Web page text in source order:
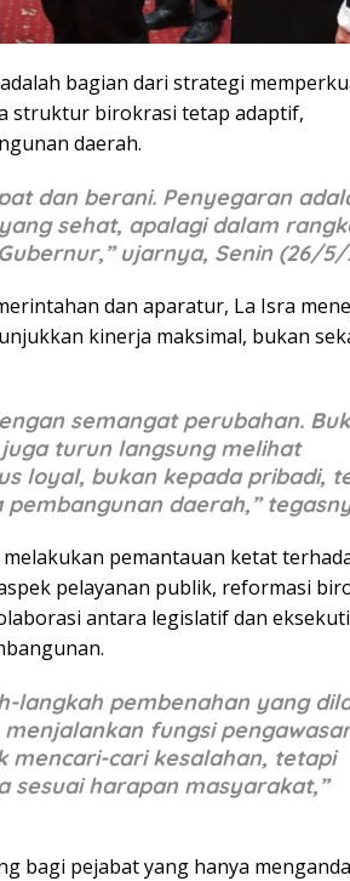
bagian dari strategi
struktur birokrasi tetap adaptif,
daerah.
dan berani. Penyegaran
sehat, apalagi dalam
ujarnya, Senin (26/5/
dan aparatur, La Isra
kinerja maksimal, bukan
semangat perubahan.
turun langsung melihat
loyal, bukan kepada pribadi,
daerah,”
pemantauan ketat
pelayanan publik, reformasi
antara legislatif dan
langkah pembenahan yang
fungsi
mencari-cari kesalahan, tetapi
sesuai harapan masyarakat,”
bagi pejabat yang hanya